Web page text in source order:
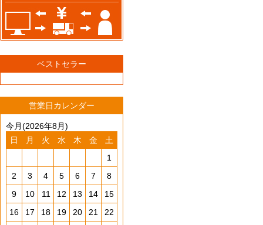
ベストセラー
営業日カレンダー
今月(2026年8月)
日
月 火 水 木 金
土
1
2
3 4 5 6 7
8
9
10 11 12 13 14
15
16
17 18 19 20 21
22